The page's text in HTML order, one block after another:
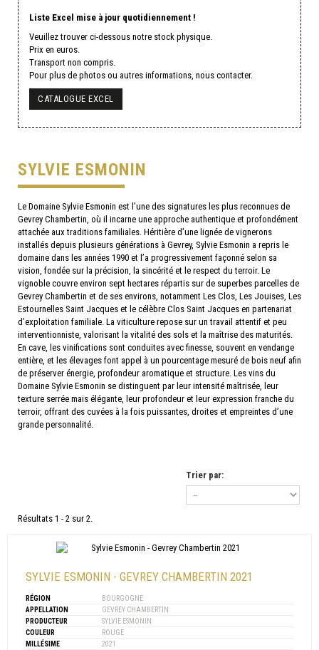
Liste Excel mise à jour quotidiennement !
Veuillez trouver ci-dessous notre stock physique.
Prix en euros.
Transport non compris.
Pour plus de photos ou autres informations, nous contacter.
CATALOGUE EXCEL
SYLVIE ESMONIN
Le Domaine Sylvie Esmonin est l’une des signatures les plus reconnues de
Gevrey Chambertin, où il incarne une approche authentique et profondément
attachée aux traditions familiales. Héritière d’une lignée de vignerons
installés depuis plusieurs générations à Gevrey, Sylvie Esmonin a repris le
domaine dans les années 1990 et l’a progressivement façonné selon sa
vision, fondée sur la précision, la sincérité et le respect du terroir. Le
vignoble couvre environ sept hectares répartis sur de superbes parcelles de
Gevrey Chambertin et de ses environs, notamment Les Clos, Les Jouises, Les
Estournelles Saint Jacques et le célèbre Clos Saint Jacques en partenariat
d’exploitation familiale. La viticulture repose sur un travail attentif et peu
interventionniste, valorisant la vitalité des sols et la maîtrise des maturités.
En cave, les vinifications sont conduites avec finesse, souvent en vendange
entière, et les élevages font appel à un pourcentage mesuré de bois neuf afin
de préserver énergie, profondeur aromatique et structure. Les vins du
Domaine Sylvie Esmonin se distinguent par leur intensité maîtrisée, leur
texture serrée mais élégante, leur profondeur et leur expression franche du
terroir, offrant des cuvées à la fois puissantes, droites et empreintes d’une
grande personnalité.
Trier par:
Résultats 1 - 2 sur 2.
SYLVIE ESMONIN - GEVREY CHAMBERTIN 2021
RÉGION
BOURGOGNE
APPELLATION
GEVREY CHAMBERTIN
PRODUCTEUR
SYLVIE ESMONIN
COULEUR
ROUGE
MILLÉSIME
2021